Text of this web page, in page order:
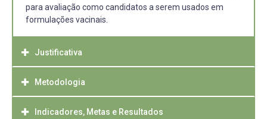
para avaliação como candidatos a serem usados em
formulações vacinais.
Justificativa
A infecção pelo SVA é a principal enfermidade viral com
impacto direto na produção de suínos no Brasil.
Atualmente, existe uma lacuna no conhecimento acerca
Metodologia
As amostras de SVA serão selecionadas por ano e
Indicadores, Metas e Resultados